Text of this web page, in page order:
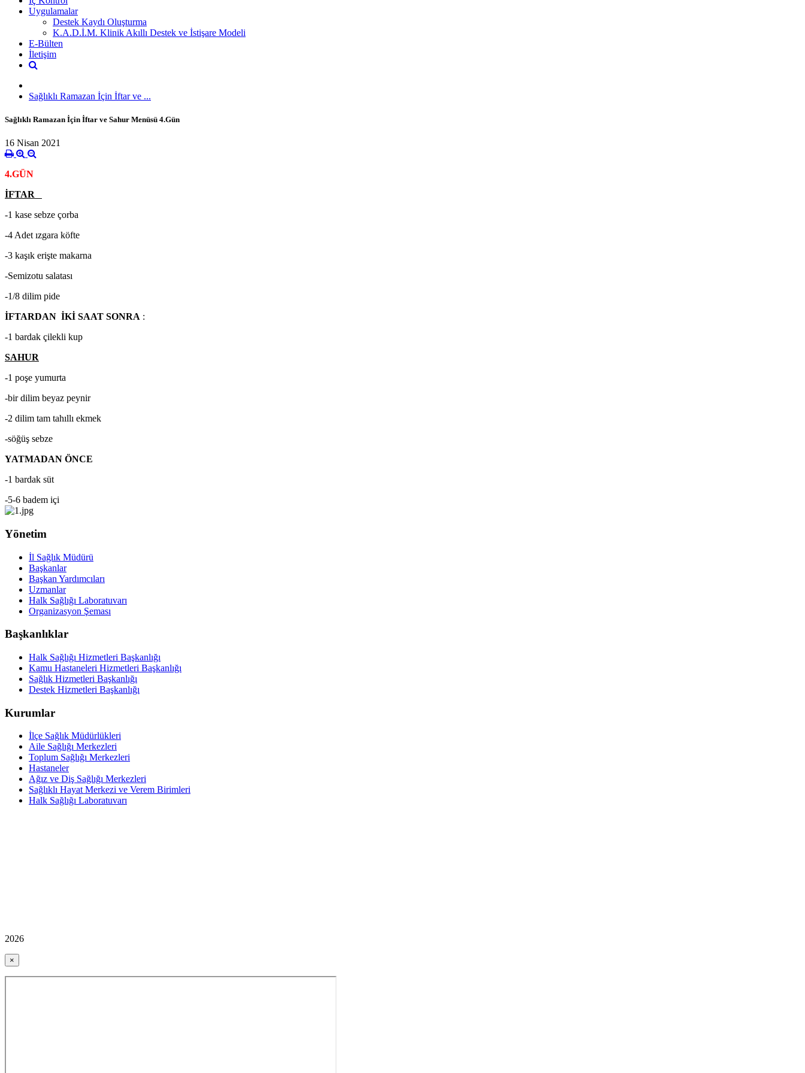
Uygulamalar
Destek Kaydı Oluşturma
K.A.D.İ.M. Klinik Akıllı Destek ve İstişare Modeli
E-Bülten
İletişim
Sağlıklı Ramazan İçin İftar ve ...
Sağlıklı Ramazan İçin İftar ve Sahur Menüsü 4.Gün
16 Nisan 2021
4.GÜN
İFTAR
-1 kase sebze çorba
-4 Adet ızgara köfte
-3 kaşık erişte makarna
-Semizotu salatası
-1/8 dilim pide
İFTARDAN İKİ SAAT SONRA :
-1 bardak çilekli kup
SAHUR
-1 poşe yumurta
-bir dilim beyaz peynir
-2 dilim tam tahıllı ekmek
-söğüş sebze
YATMADAN ÖNCE
-1 bardak süt
-5-6 badem içi
Yönetim
İl Sağlık Müdürü
Başkanlar
Başkan Yardımcıları
Uzmanlar
Halk Sağlığı Laboratuvarı
Organizasyon Şeması
Başkanlıklar
Halk Sağlığı Hizmetleri Başkanlığı
Kamu Hastaneleri Hizmetleri Başkanlığı
Sağlık Hizmetleri Başkanlığı
Destek Hizmetleri Başkanlığı
Kurumlar
İlçe Sağlık Müdürlükleri
Aile Sağlığı Merkezleri
Toplum Sağlığı Merkezleri
Hastaneler
Ağız ve Diş Sağlığı Merkezleri
Sağlıklı Hayat Merkezi ve Verem Birimleri
Halk Sağlığı Laboratuvarı
2026
×